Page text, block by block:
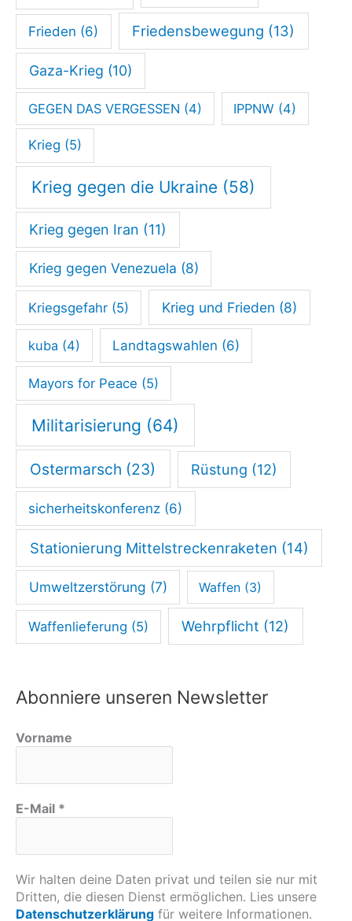
Frieden (6) Friedensbewegung (13)
Gaza-Krieg (10)
GEGEN DAS VERGESSEN (4) IPPNW (4)
Krieg (5)
Krieg gegen die Ukraine (58)
Krieg gegen Iran (11)
Krieg gegen Venezuela (8)
Kriegsgefahr (5) Krieg und Frieden (8)
kuba (4) Landtagswahlen (6)
Mayors for Peace (5)
Militarisierung (64)
Ostermarsch (23) Rüstung (12)
sicherheitskonferenz (6)
Stationierung Mittelstreckenraketen (14)
Umweltzerstörung (7) Waffen (3)
Waffenlieferung (5) Wehrpflicht (12)
Abonniere unseren Newsletter
Vorname
E-Mail *
Wir halten deine Daten privat und teilen sie nur mit
Dritten, die diesen Dienst ermöglichen. Lies unsere
Datenschutzerklärung für weitere Informationen.